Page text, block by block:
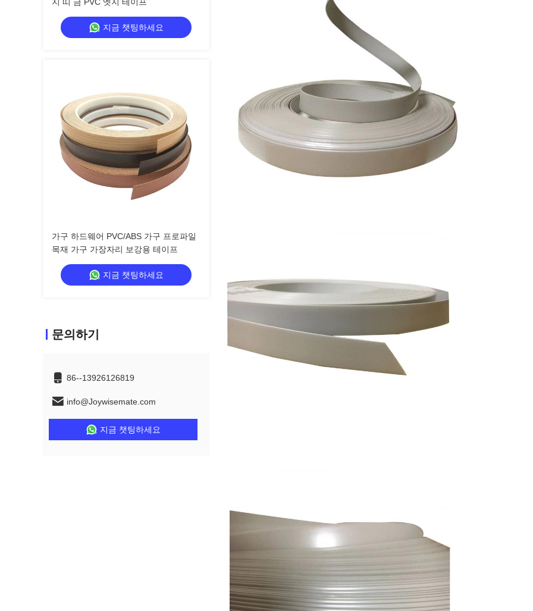
지금 챗팅하세요
가구 하드웨어 PVC/ABS 가구 프로파일
목재 가구 가장자리 보강용 테이프
지금 챗팅하세요
문의하기
86--13926126819
info@Joywisemate.com
지금 챗팅하세요